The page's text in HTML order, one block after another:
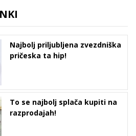
Najbolj priljubljena zvezdniška
pričeska ta hip!
To se najbolj splača kupiti na
razprodajah!